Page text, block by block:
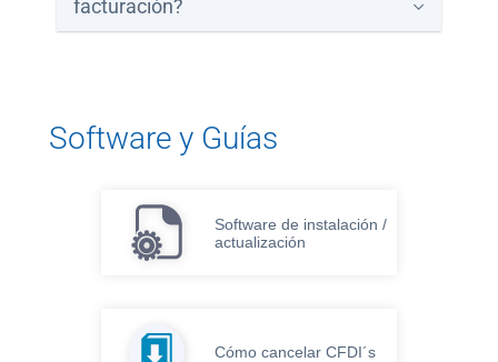
facturación?
Software y Guías
Software de instalación /
actualización
Cómo cancelar CFDI´s